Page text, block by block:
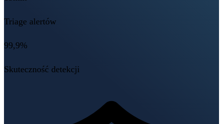
Triage alertów
99,9%
Skuteczność detekcji